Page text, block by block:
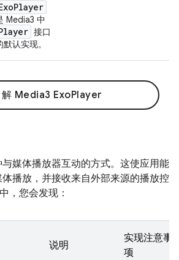
Player
Media3 中
接口
默认实现。
解 Media3 ExoPlayer
媒体播放器互动的方式。这使应用能
播放，并接收来自外部来源的播放控
，您会发现：
说明
实现注意事
项